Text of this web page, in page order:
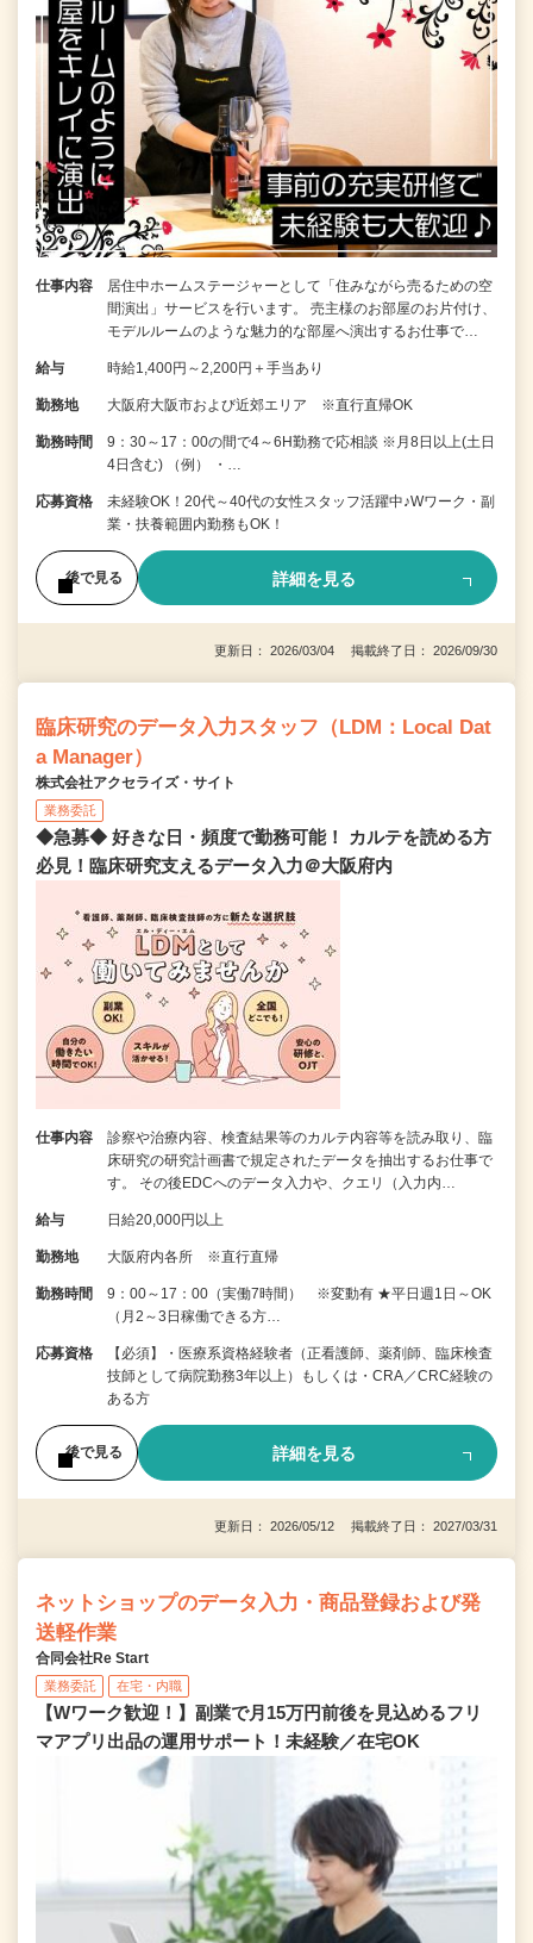
仕事内容
居住中ホームステージャーとして「住みながら売るための空
間演出」サービスを行います。 売主様のお部屋のお片付け、
モデルルームのような魅力的な部屋へ演出するお仕事で…
給与 時給1,400円～2,200円＋手当あり
勤務地 大阪府大阪市および近郊エリア ※直行直帰OK
勤務時間
9：30～17：00の間で4～6H勤務で応相談 ※月8日以上(土日
4日含む) （例） ・…
応募資格
未経験OK！20代～40代の女性スタッフ活躍中♪Wワーク・副
業・扶養範囲内勤務もOK！
後で見る 詳細を見る
更新日： 2026/03/04 掲載終了日： 2026/09/30
臨床研究のデータ入力スタッフ（LDM：Local Dat
a Manager）
株式会社アクセライズ・サイト
業務委託
◆急募◆ 好きな日・頻度で勤務可能！ カルテを読める方
必見！臨床研究支えるデータ入力＠大阪府内
仕事内容
診察や治療内容、検査結果等のカルテ内容等を読み取り、臨
床研究の研究計画書で規定されたデータを抽出するお仕事で
す。 その後EDCへのデータ入力や、クエリ（入力内…
給与 日給20,000円以上
勤務地 大阪府内各所 ※直行直帰
勤務時間
9：00～17：00（実働7時間） ※変動有 ★平日週1日～OK
（月2～3日稼働できる方…
応募資格
【必須】・医療系資格経験者（正看護師、薬剤師、臨床検査
技師として病院勤務3年以上）もしくは・CRA／CRC経験の
ある方
後で見る 詳細を見る
更新日： 2026/05/12 掲載終了日： 2027/03/31
ネットショップのデータ入力・商品登録および発
送軽作業
合同会社Re Start
業務委託 在宅・内職
【Wワーク歓迎！】副業で月15万円前後を見込めるフリ
マアプリ出品の運用サポート！未経験／在宅OK